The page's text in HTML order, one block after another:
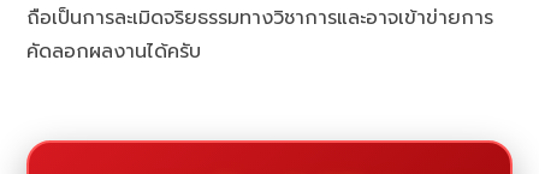
ถือเป็นการละเมิดจริยธรรมทางวิชาการและอาจเข้าข่ายการ
คัดลอกผลงานได้ครับ